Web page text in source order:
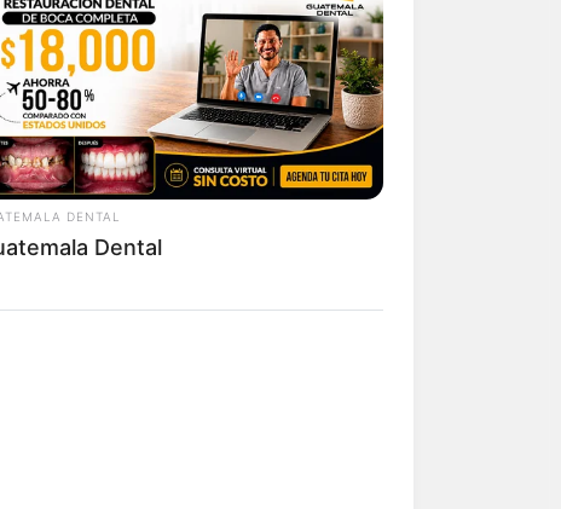
ธุรกิจให้เป็นของ
โตให้ค่อยๆ ทำเพื่อ
นช่วงเดือน
ห้คุณ
พระภิกษุสงฆ์
DENTAL
Dental